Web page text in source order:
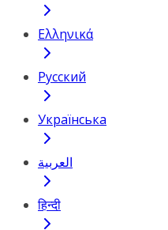
Ελληνικά
Русский
Українська
العربية
हिन्दी